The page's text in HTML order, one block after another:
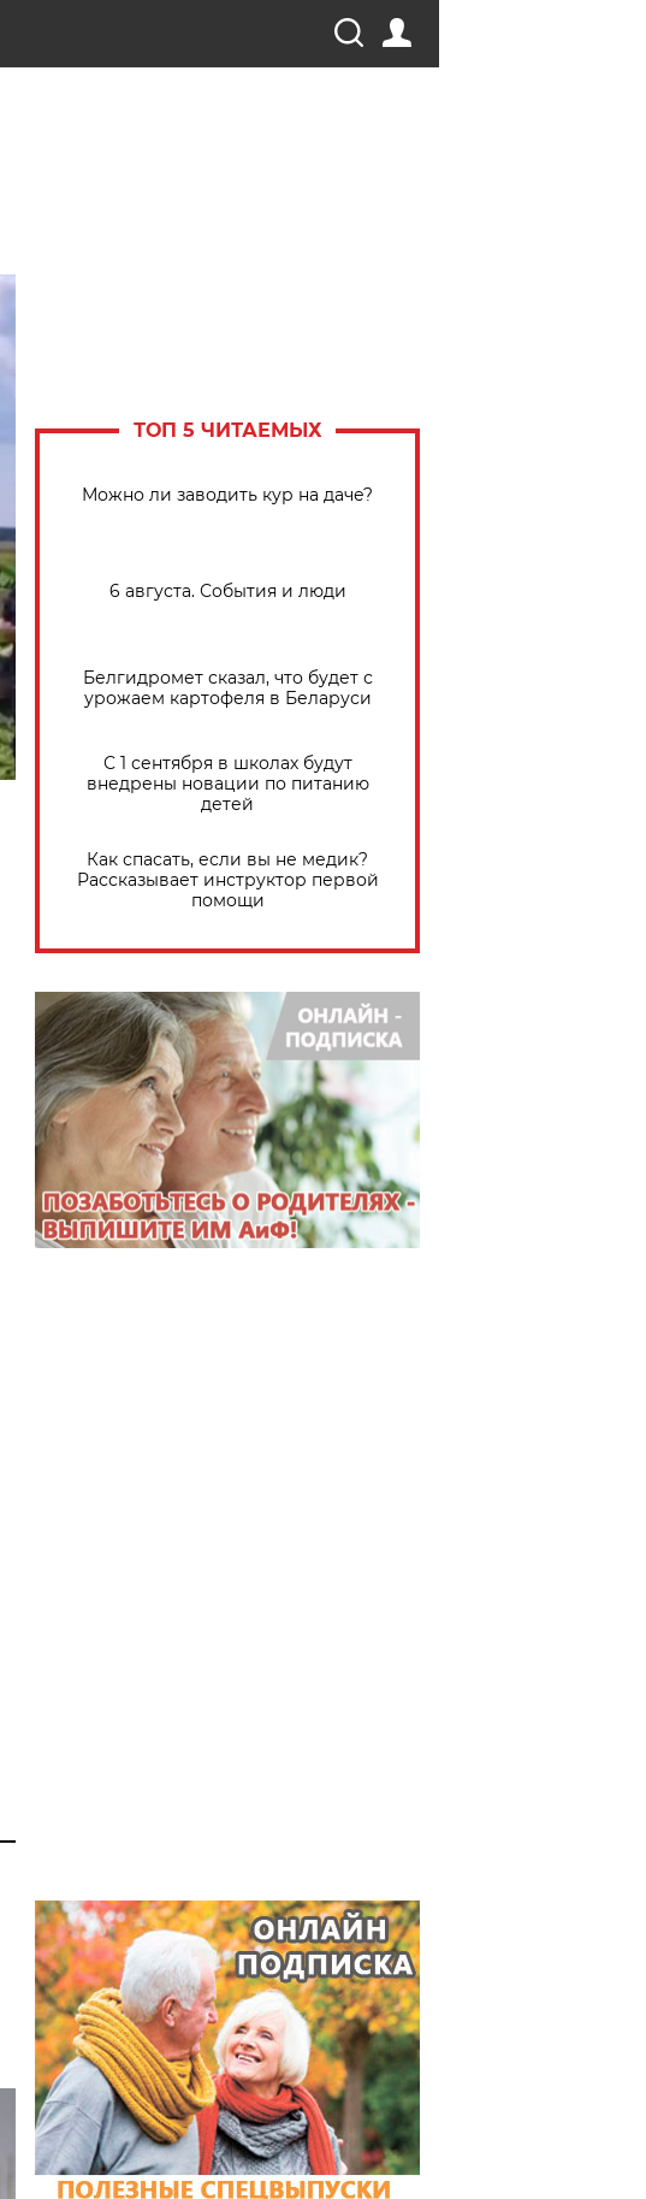
ТОП 5 ЧИТАЕМЫХ
Можно ли заводить кур на даче?
6 августа. События и люди
Белгидромет сказал, что будет с
урожаем картофеля в Беларуси
С 1 сентября в школах будут
внедрены новации по питанию
детей
Как спасать, если вы не медик?
Рассказывает инструктор первой
помощи